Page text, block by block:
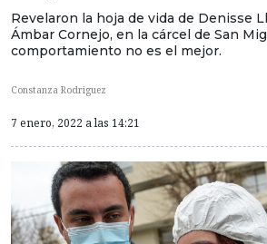
Revelaron la hoja de vida de Denisse
Ámbar Cornejo, en la cárcel de San
comportamiento no es el mejor.
Constanza Rodriguez
7 enero, 2022 a las 14:21